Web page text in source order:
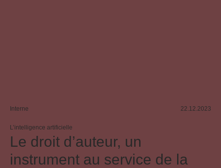
Interne 22.12.2023
L’intelligence artificielle
Le droit d’auteur, un
instrument au service de la